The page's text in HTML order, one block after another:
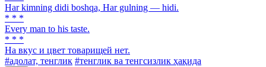
Har kimning didi boshqa, Har gulning — hidi.
* * *
Every man to his taste.
* * *
Ha вкус и цвет товарищей нет.
#адолат, тенглик #тенглик ва тенгсизлик ҳақида